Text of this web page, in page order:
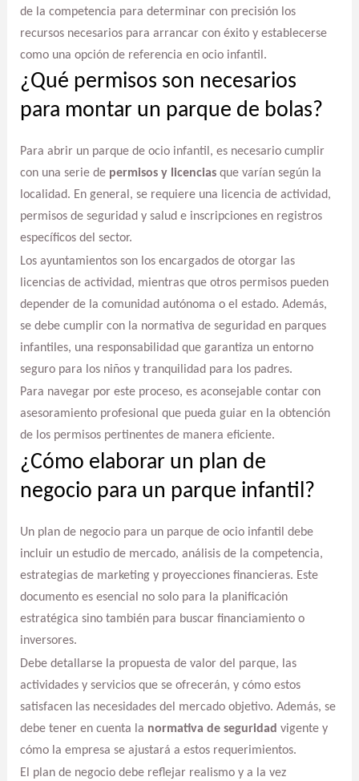
de la competencia para determinar con precisión los
recursos necesarios para arrancar con éxito y establecerse
como una opción de referencia en ocio infantil.
¿Qué permisos son necesarios
para montar un parque de bolas?
Para abrir un parque de ocio infantil, es necesario cumplir
con una serie de permisos y licenciasque varían según la
localidad. En general, se requiere una licencia de actividad,
permisos de seguridad y salud e inscripciones en registros
específicos del sector.
Los ayuntamientos son los encargados de otorgar las
licencias de actividad, mientras que otros permisos pueden
depender de la comunidad autónoma o el estado. Además,
se debe cumplir con la normativa de seguridad en parques
infantiles, una responsabilidad que garantiza un entorno
seguro para los niños y tranquilidad para los padres.
Para navegar por este proceso, es aconsejable contar con
asesoramiento profesional que pueda guiar en la obtención
de los permisos pertinentes de manera eficiente.
¿Cómo elaborar un plan de
negocio para un parque infantil?
Un plan de negocio para un parque de ocio infantil debe
incluir un estudio de mercado, análisis de la competencia,
estrategias de marketing y proyecciones financieras. Este
documento es esencial no solo para la planificación
estratégica sino también para buscar financiamiento o
inversores.
Debe detallarse la propuesta de valor del parque, las
actividades y servicios que se ofrecerán, y cómo estos
satisfacen las necesidades del mercado objetivo. Además, se
debe tener en cuenta la normativa de seguridad vigente y
cómo la empresa se ajustará a estos requerimientos.
El plan de negocio debe reflejar realismo y a la vez